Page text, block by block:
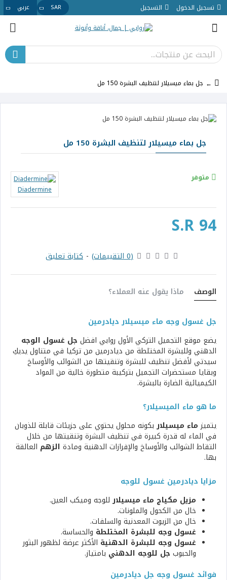
تسجيل الدخول التسجيل SAR عربي
جل بماء ميسيلار لتنظيف البشرة 150 مل
جل بماء ميسيلار لتنظيف البشرة 150 مل
(0 التقييمات) - كتابة تعليق
S.R 94
متوفر
Diadermine
الوصف ماذا يقول عنه العملاء؟
جل غسول وجه ماء ميسيلار ديادرمين
يضع موقع التجميل التركي الأول روابي افضل جل غسول الوجه
الدهني وللبشرة المختلطة من ديادرمين من تركيا في متناول يديكِ
سيدتي لأفضل تنظيف للبشرة وتنقيتها من الشوائب والأوساخ
وبقايا مستحضرات التجميل بتركيبة متطورة خالية من المواد
الكيميائية الضارة بالبشرة.
ما هو ماء الميسيلار؟
يتميزماء ميسيلاربكونه محلول يحتوي على جزيئات قابلة للذوبان
في الماء له قدرة كبيرة في تنظيف البشرة وتنقيتها من خلال
التقاط الشوائب والأوساخ والإفرازات الدهنية ومادة الزهم العالقة
بها.
مزايا ديادرمين غسول للوجه
مزيل مكياج ماء ميسيلارللوجه وميكب العين.
خال من الكحول والملونات.
خال من الزيوت المعدنية والسلفات.
غسول وجه للبشرة المختلطة والحساسة.
غسول وجه للبشرة الدهنية الأكثر عرضة لظهور البثور
والحبوب جل للوجه الدهني بامتياز.
فوائد غسول وجه جل ديادرمين